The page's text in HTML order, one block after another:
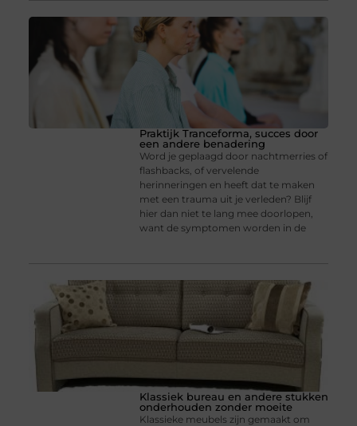
Praktijk Tranceforma, succes door
een andere benadering
Word je geplaagd door nachtmerries of
flashbacks, of vervelende
herinneringen en heeft dat te maken
met een trauma uit je verleden? Blijf
hier dan niet te lang mee doorlopen,
want de symptomen worden in de
Klassiek bureau en andere stukken
onderhouden zonder moeite
Klassieke meubels zijn gemaakt om